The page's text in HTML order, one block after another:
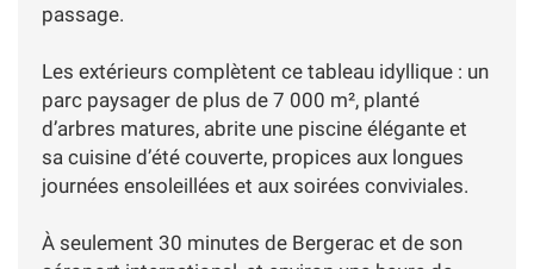
passage.
Les extérieurs complètent ce tableau idyllique : un
parc paysager de plus de 7 000 m², planté
d’arbres matures, abrite une piscine élégante et
sa cuisine d’été couverte, propices aux longues
journées ensoleillées et aux soirées conviviales.
À seulement 30 minutes de Bergerac et de son